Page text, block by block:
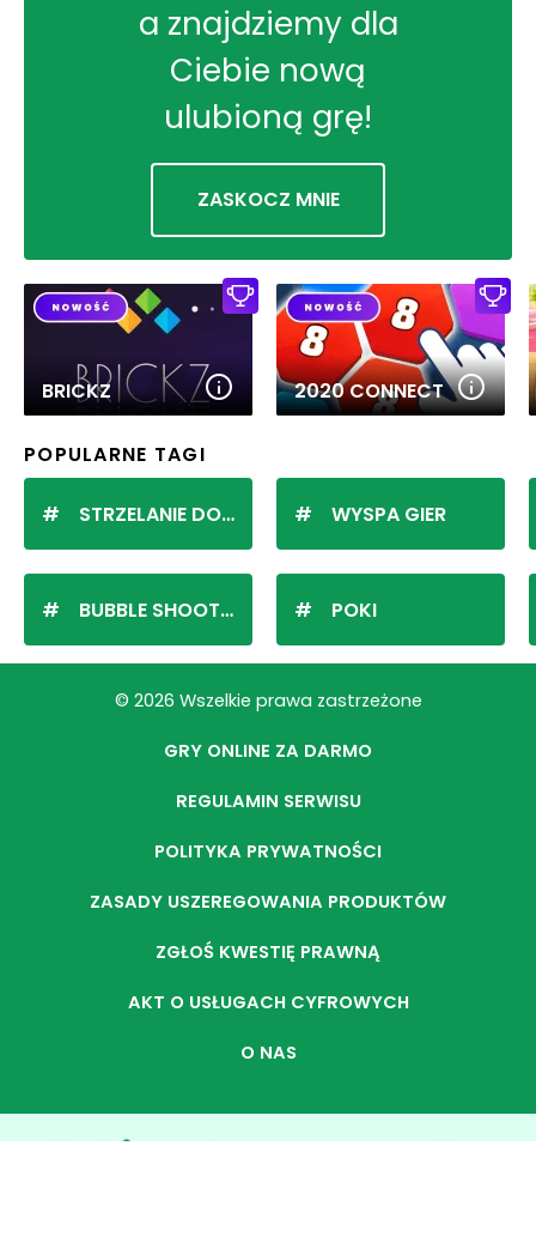
a znajdziemy dla
Ciebie nową
ulubioną grę!
ZASKOCZ MNIE
BRICKZ 2020 CONNECT
POPULARNE TAGI
STRZELANIE DO KULEK
BUBBLE SHOOTER
WYSPA GIER
POKI
© 2026 Wszelkie prawa zastrzeżone
GRY ONLINE ZA DARMO
REGULAMIN SERWISU
POLITYKA PRYWATNOŚCI
ZASADY USZEREGOWANIA PRODUKTÓW
ZGŁOŚ KWESTIĘ PRAWNĄ
AKT O USŁUGACH CYFROWYCH
O NAS